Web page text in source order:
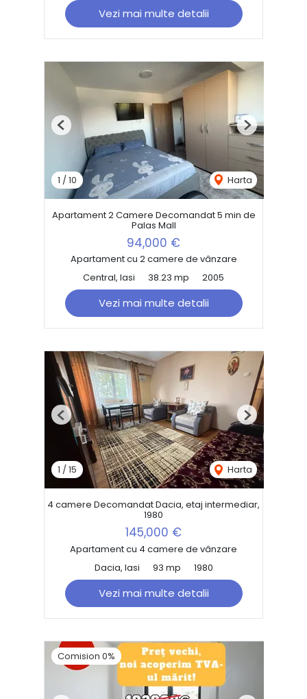
Vezi mai multe detalii
1 /10 Harta
Previous Next
Apartament 2 Camere Decomandat 5 min de
Palas Mall
94,000 €
Apartament cu 2 camere de vânzare
Central, Iasi
38.23 mp 2005
Vezi mai multe detalii
1 / 15 Harta
Previous Next
4 camere Decomandat Dacia, etaj intermediar,
1980
145,000 €
Apartament cu 4 camere de vânzare
Dacia, Iasi
93 mp 1980
Vezi mai multe detalii
Comision 0%